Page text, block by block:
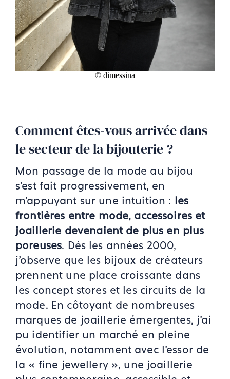
© dimessina
Comment êtes-vous arrivée dans
le secteur de la bijouterie ?
Mon passage de la mode au bijou
s'est fait progressivement, en
m'appuyant sur une intuition : les
frontières entre mode, accessoires et
joaillerie devenaient de plus en plus
poreuses. Dès les années 2000,
j'observe que les bijoux de créateurs
prennent une place croissante dans
les concept stores et les circuits de la
mode. En côtoyant de nombreuses
marques de joaillerie émergentes, j'ai
pu identifier un marché en pleine
évolution, notamment avec l'essor de
la « fine jewellery », une joaillerie